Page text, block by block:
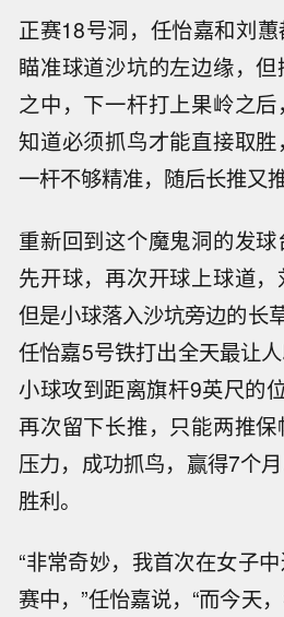
正赛18号洞，任怡嘉和刘
瞄准球道沙坑的左边缘，
之中，下一杆打上果岭之
知道必须抓鸟才能直接取
一杆不够精准，随后长推又
重新回到这个魔鬼洞的发
先开球，再次开球上球道，
但是小球落入沙坑旁边的长
任怡嘉5号铁打出全天最让
小球攻到距离旗杆9英尺的
再次留下长推，只能两推
压力，成功抓鸟，赢得7个
胜利。
“非常奇妙，我首次在女子
赛中，”任怡嘉说，“而今天